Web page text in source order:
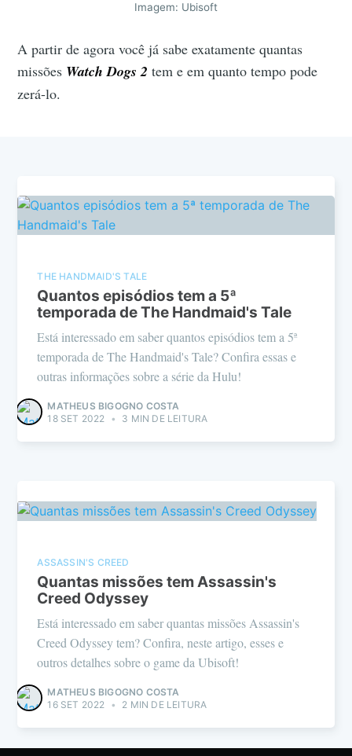
Imagem: Ubisoft
A partir de agora você já sabe exatamente quantas
missões Watch Dogs 2 tem e em quanto tempo pode
zerá-lo.
THE HANDMAID'S TALE
Quantos episódios tem a 5ª
temporada de The Handmaid's Tale
Está interessado em saber quantos episódios tem a 5ª
temporada de The Handmaid's Tale? Confira essas e
outras informações sobre a série da Hulu!
MATHEUS BIGOGNO COSTA
18 SET 2022
• 3 MIN DE LEITURA
ASSASSIN'S CREED
Quantas missões tem Assassin's
Creed Odyssey
Está interessado em saber quantas missões Assassin's
Creed Odyssey tem? Confira, neste artigo, esses e
outros detalhes sobre o game da Ubisoft!
MATHEUS BIGOGNO COSTA
16 SET 2022 • 2 MIN DE LEITURA